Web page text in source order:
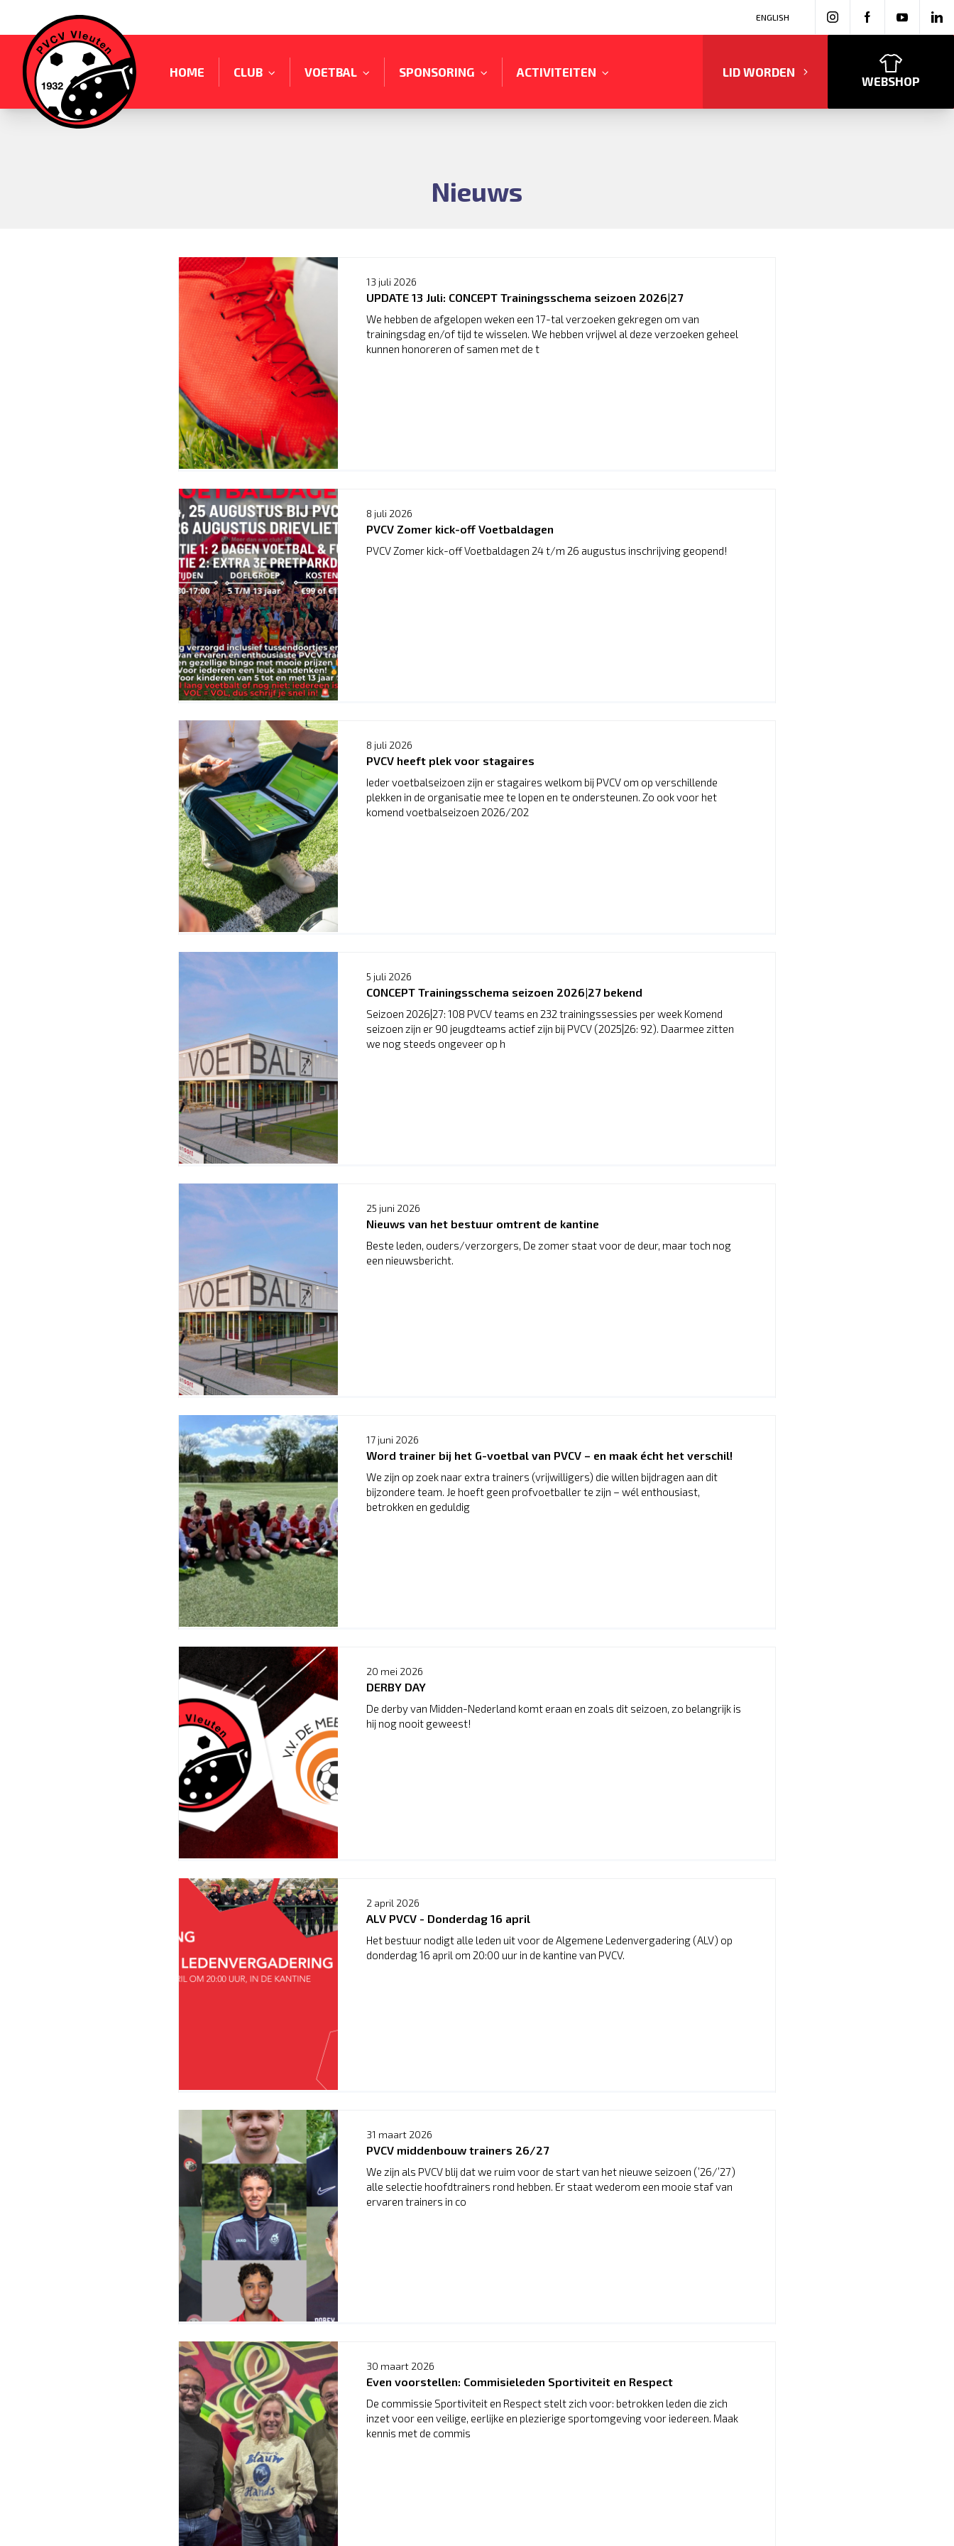
ENGLISH
HOME CLUB VOETBAL SPONSORING ACTIVITEITEN LID WORDEN
WEBSHOP
Nieuws
UPDATE 13 Juli: CONCEPT Trainingsschema seizoen 2026|27
We hebben de afgelopen weken een 17-tal verzoeken gekregen om van
trainingsdag en/of tijd te wisselen. We hebben vrijwel al deze verzoeken geheel
kunnen honoreren of samen met de t
13 juli 2026
PVCV Zomer kick-off Voetbaldagen
PVCV Zomer kick-off Voetbaldagen 24 t/m 26 augustus inschrijving geopend!
8 juli 2026
PVCV heeft plek voor stagaires
Ieder voetbalseizoen zijn er stagaires welkom bij PVCV om op verschillende
plekken in de organisatie mee te lopen en te ondersteunen. Zo ook voor het
komend voetbalseizoen 2026/202
8 juli 2026
CONCEPT Trainingsschema seizoen 2026|27 bekend
Seizoen 2026|27: 108 PVCV teams en 232 trainingssessies per week Komend
seizoen zijn er 90 jeugdteams actief zijn bij PVCV (2025|26: 92). Daarmee zitten
we nog steeds ongeveer op h
5 juli 2026
Nieuws van het bestuur omtrent de kantine
Beste leden, ouders/verzorgers, De zomer staat voor de deur, maar toch nog
een nieuwsbericht.
25 juni 2026
Word trainer bij het G-voetbal van PVCV – en maak écht het verschil!
We zijn op zoek naar extra trainers (vrijwilligers) die willen bijdragen aan dit
bijzondere team. Je hoeft geen profvoetballer te zijn – wél enthousiast,
betrokken en geduldig
17 juni 2026
DERBY DAY
De derby van Midden-Nederland komt eraan en zoals dit seizoen, zo belangrijk is
hij nog nooit geweest!
20 mei 2026
ALV PVCV - Donderdag 16 april
Het bestuur nodigt alle leden uit voor de Algemene Ledenvergadering (ALV) op
donderdag 16 april om 20:00 uur in de kantine van PVCV.
2 april 2026
PVCV middenbouw trainers 26/27
We zijn als PVCV blij dat we ruim voor de start van het nieuwe seizoen (’26/’27)
alle selectie hoofdtrainers rond hebben. Er staat wederom een mooie staf van
ervaren trainers in co
31 maart 2026
Even voorstellen: Commisieleden Sportiviteit en Respect
De commissie Sportiviteit en Respect stelt zich voor: betrokken leden die zich
inzet voor een veilige, eerlijke en plezierige sportomgeving voor iedereen. Maak
kennis met de commis
30 maart 2026